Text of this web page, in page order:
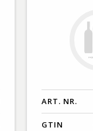
ART. NR.
GTIN